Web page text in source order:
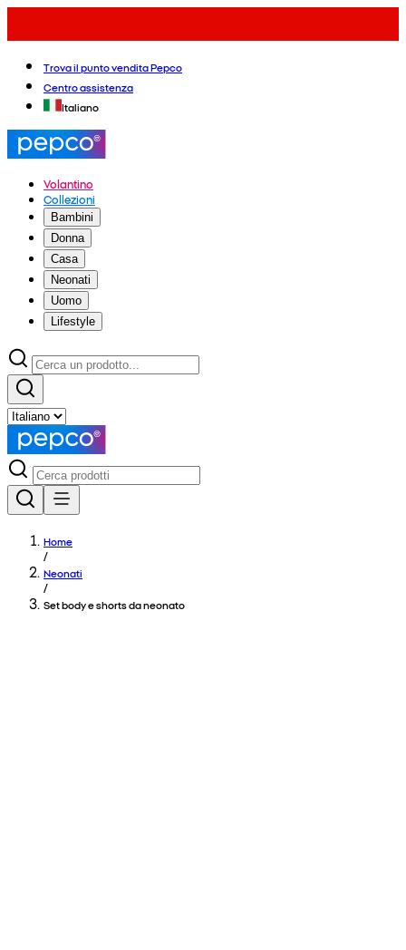
Trova il punto vendita Pepco
Centro assistenza
Italiano
Volantino
Collezioni
Bambini
Donna
Casa
Neonati
Uomo
Lifestyle
Home
/
Neonati
/
Set body e shorts da neonato